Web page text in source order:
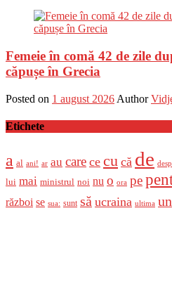
Femeie în comă 42 de zile
căpușe în Grecia
Posted on 1 august 2026 Author
Etichete
a al ani! ar au care ce cu că de
lui mai ministrul noi nu o ora pe
război se sua: sunt să ucraina ultima un